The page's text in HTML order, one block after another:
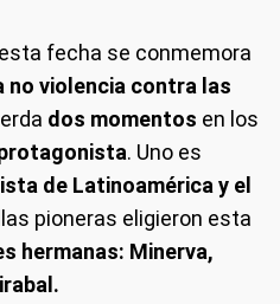
fecha se conmemora
no violencia contra las
dos momentos en los
. Uno es
de Latinoamérica y el
pioneras eligieron esta
hermanas: Minerva,